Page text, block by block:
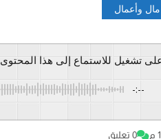
مال وأعمال
تشغيل للاستماع إلى هذا المحتوى
-:--
0 تعليق